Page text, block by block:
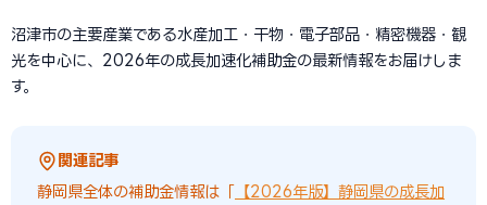
沼津市の主要産業である水産加工・干物・電子部品・精密機器・観
光を中心に、2026年の成長加速化補助金の最新情報をお届けしま
す。
関連記事
静岡県全体の補助金情報は「
【2026年版】静岡県の成長加